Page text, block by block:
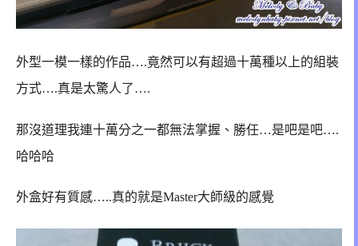
外型一模一樣的作品….竟然可以有超過十萬種以上的組裝
方式….真是太驚人了….
那沒道理我連十萬分之一都無法掌握、勝任…是吧是吧….
哈哈哈
外盒好有質感…..真的就是Master大師級的感覺